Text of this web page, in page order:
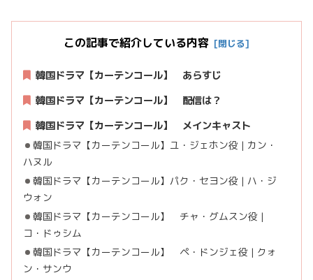
この記事で紹介している内容
韓国ドラマ【カーテンコール】 あらすじ
韓国ドラマ【カーテンコール】 配信は？
韓国ドラマ【カーテンコール】 メインキャスト
韓国ドラマ【カーテンコール】ユ・ジェホン役 | カン・
ハヌル
韓国ドラマ【カーテンコール】パク・セヨン役 | ハ・ジ
ウォン
韓国ドラマ【カーテンコール】 チャ・グムスン役 |
コ・ドゥシム
韓国ドラマ【カーテンコール】 ペ・ドンジェ役 | クォ
ン・サンウ